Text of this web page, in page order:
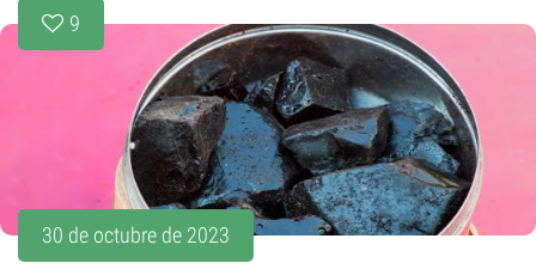
9
30 de octubre de 2023